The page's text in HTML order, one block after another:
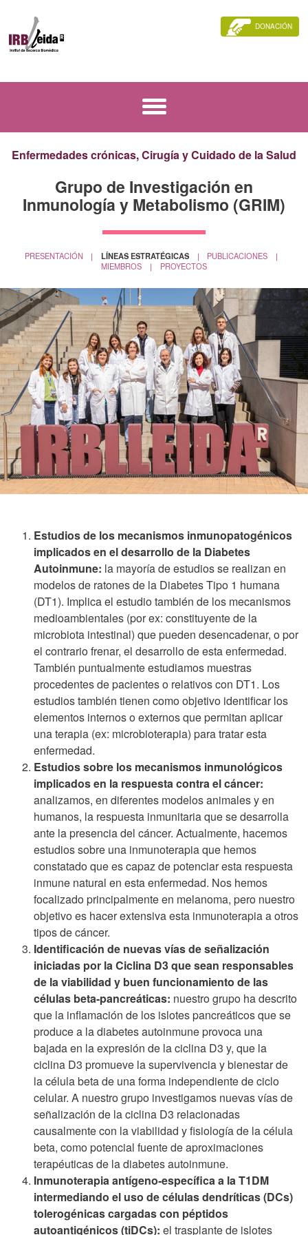
DONACIÓN
Enfermedades crónicas, Cirugía y Cuidado de la Salud
Grupo de Investigación en
Inmunología y Metabolismo (GRIM)
PRESENTACIÓN LÍNEAS ESTRATÉGICAS
PUBLICACIONES
MIEMBROS
PROYECTOS
Estudios de los mecanismos inmunopatogénicos
implicados en el desarrollo de la Diabetes
Autoinmune: la mayoría de estudios se realizan en
modelos de ratones de la Diabetes Tipo 1 humana
(DT1). Implica el estudio también de los mecanismos
medioambientales (por ex: constituyente de la
microbiota intestinal) que pueden desencadenar, o por
el contrario frenar, el desarrollo de esta enfermedad.
También puntualmente estudiamos muestras
procedentes de pacientes o relativos con DT1. Los
estudios también tienen como objetivo identificar los
elementos internos o externos que permitan aplicar
una terapia (ex: microbioterapia) para tratar esta
enfermedad.
Estudios sobre los mecanismos inmunológicos
implicados en la respuesta contra el cáncer:
analizamos, en diferentes modelos animales y en
humanos, la respuesta inmunitaria que se desarrolla
ante la presencia del cáncer. Actualmente, hacemos
estudios sobre una inmunoterapia que hemos
constatado que es capaz de potenciar esta respuesta
inmune natural en esta enfermedad. Nos hemos
focalizado principalmente en melanoma, pero nuestro
objetivo es hacer extensiva esta inmunoterapia a otros
tipos de cáncer.
Identificación de nuevas vías de señalización
iniciadas por la Ciclina D3 que sean responsables
de la viabilidad y buen funcionamiento de las
células beta-pancreáticas: nuestro grupo ha descrito
que la inflamación de los islotes pancreáticos que se
produce a la diabetes autoinmune provoca una
bajada en la expresión de la ciclina D3 y, que la
ciclina D3 promueve la supervivencia y bienestar de
la célula beta de una forma independiente de ciclo
celular. A nuestro grupo investigamos nuevas vías de
señalización de la ciclina D3 relacionadas
causalmente con la viabilidad y fisiología de la célula
beta, como potencial fuente de aproximaciones
terapéuticas de la diabetes autoinmune.
Inmunoterapia antígeno-específica a la T1DM
intermediando el uso de células dendríticas (DCs)
tolerogénicas cargadas con péptidos
autoantigénicos (tiDCs): el trasplante de islotes